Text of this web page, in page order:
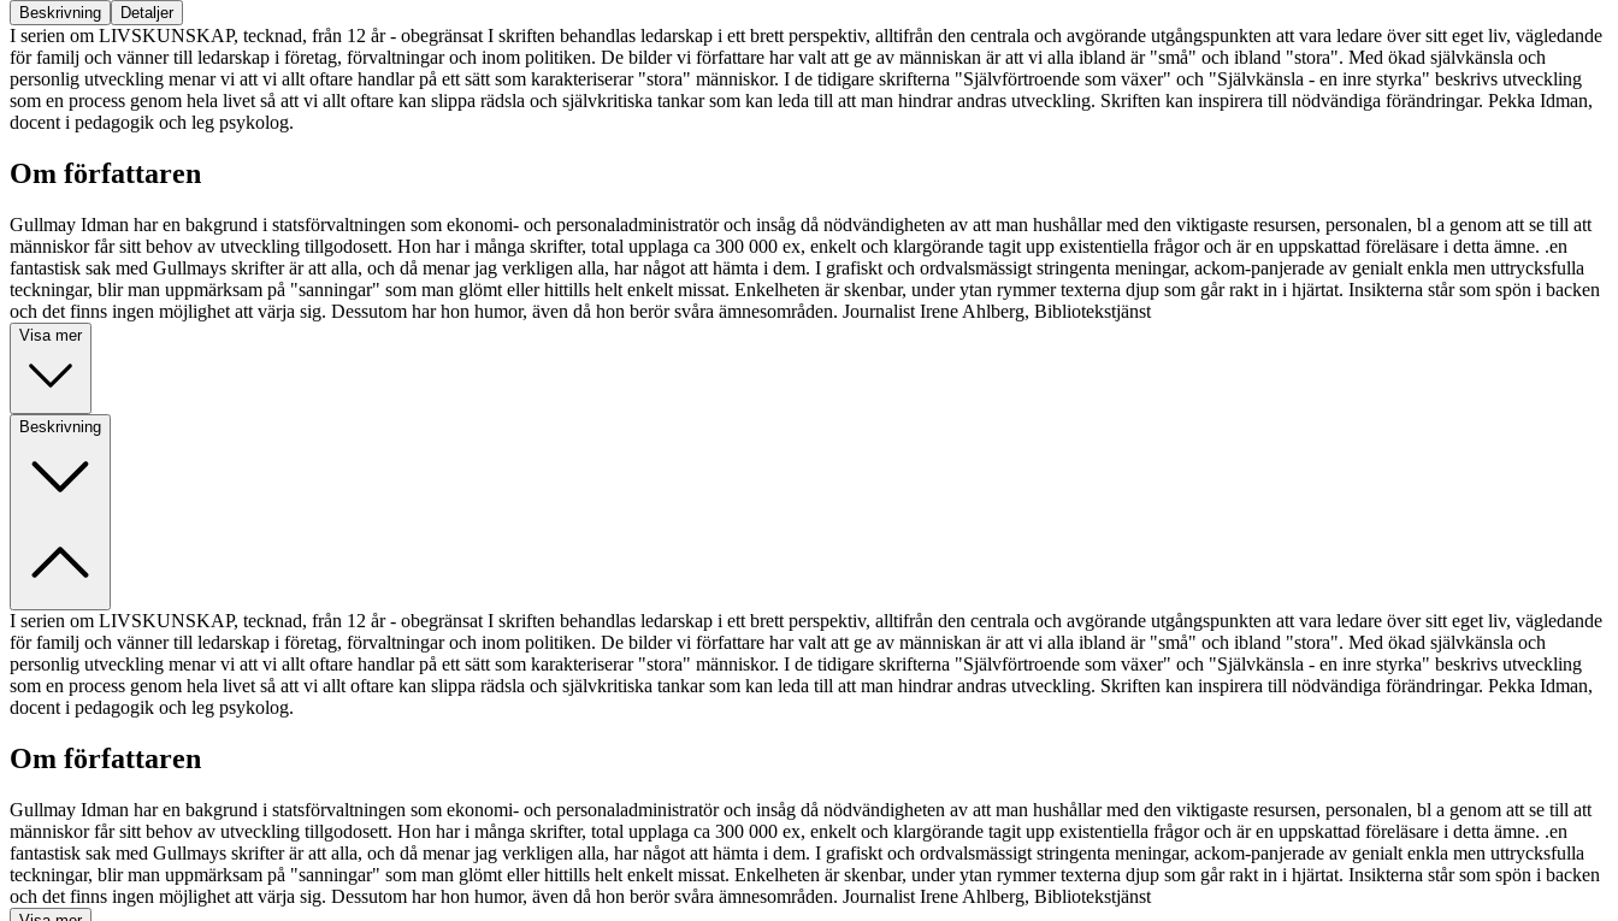
Beskrivning Detaljer
I serien om LIVSKUNSKAP, tecknad, från 12 år - obegränsat I skriften behandlas ledarskap i ett brett perspektiv, alltifrån den centrala och avgörande utgångspunkten att vara ledare över sitt eget liv, vägledande
för familj och vänner till ledarskap i företag, förvaltningar och inom politiken. De bilder vi författare har valt att ge av människan är att vi alla ibland är "små" och ibland "stora". Med ökad självkänsla och
personlig utveckling menar vi att vi allt oftare handlar på ett sätt som karakteriserar "stora" människor. I de tidigare skrifterna "Självförtroende som växer" och "Självkänsla - en inre styrka" beskrivs utveckling
som en process genom hela livet så att vi allt oftare kan slippa rädsla och självkritiska tankar som kan leda till att man hindrar andras utveckling. Skriften kan inspirera till nödvändiga förändringar. Pekka Idman,
docent i pedagogik och leg psykolog.
Om författaren
Gullmay Idman har en bakgrund i statsförvaltningen som ekonomi- och personaladministratör och insåg då nödvändigheten av att man hushållar med den viktigaste resursen, personalen, bl a genom att se till att
människor får sitt behov av utveckling tillgodosett. Hon har i många skrifter, total upplaga ca 300 000 ex, enkelt och klargörande tagit upp existentiella frågor och är en uppskattad föreläsare i detta ämne. .en
fantastisk sak med Gullmays skrifter är att alla, och då menar jag verkligen alla, har något att hämta i dem. I grafiskt och ordvalsmässigt stringenta meningar, ackom-panjerade av genialt enkla men uttrycksfulla
teckningar, blir man uppmärksam på "sanningar" som man glömt eller hittills helt enkelt missat. Enkelheten är skenbar, under ytan rymmer texterna djup som går rakt in i hjärtat. Insikterna står som spön i backen
och det finns ingen möjlighet att värja sig. Dessutom har hon humor, även då hon berör svåra ämnesområden. Journalist Irene Ahlberg, Bibliotekstjänst
Visa mer
Beskrivning
I serien om LIVSKUNSKAP, tecknad, från 12 år - obegränsat I skriften behandlas ledarskap i ett brett perspektiv, alltifrån den centrala och avgörande utgångspunkten att vara ledare över sitt eget liv, vägledande
för familj och vänner till ledarskap i företag, förvaltningar och inom politiken. De bilder vi författare har valt att ge av människan är att vi alla ibland är "små" och ibland "stora". Med ökad självkänsla och
personlig utveckling menar vi att vi allt oftare handlar på ett sätt som karakteriserar "stora" människor. I de tidigare skrifterna "Självförtroende som växer" och "Självkänsla - en inre styrka" beskrivs utveckling
som en process genom hela livet så att vi allt oftare kan slippa rädsla och självkritiska tankar som kan leda till att man hindrar andras utveckling. Skriften kan inspirera till nödvändiga förändringar. Pekka Idman,
docent i pedagogik och leg psykolog.
Om författaren
Gullmay Idman har en bakgrund i statsförvaltningen som ekonomi- och personaladministratör och insåg då nödvändigheten av att man hushållar med den viktigaste resursen, personalen, bl a genom att se till att
människor får sitt behov av utveckling tillgodosett. Hon har i många skrifter, total upplaga ca 300 000 ex, enkelt och klargörande tagit upp existentiella frågor och är en uppskattad föreläsare i detta ämne. .en
fantastisk sak med Gullmays skrifter är att alla, och då menar jag verkligen alla, har något att hämta i dem. I grafiskt och ordvalsmässigt stringenta meningar, ackom-panjerade av genialt enkla men uttrycksfulla
teckningar, blir man uppmärksam på "sanningar" som man glömt eller hittills helt enkelt missat. Enkelheten är skenbar, under ytan rymmer texterna djup som går rakt in i hjärtat. Insikterna står som spön i backen
och det finns ingen möjlighet att värja sig. Dessutom har hon humor, även då hon berör svåra ämnesområden. Journalist Irene Ahlberg, Bibliotekstjänst